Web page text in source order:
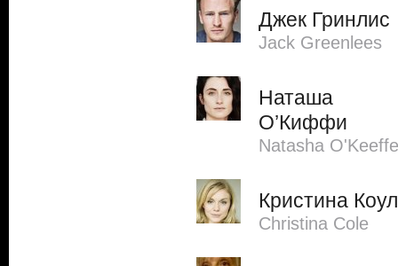
Джек Гринлис
Jack Greenlees
Наташа
О’Киффи
Natasha O'Keeffe
Кристина Коул
Christina Cole